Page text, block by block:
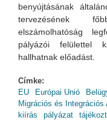
benyújtásának
tervezésének
elszámolhatóság
pályázói felülettel
hallhatnak előadást.
Címke:
EU
Európai Unió
Migrációs és Integrációs
kiírás
pályázat